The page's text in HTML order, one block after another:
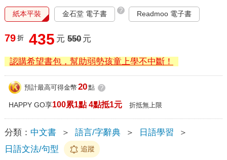
紙本平裝 金石堂 電子書 ? Readmoo 電子書
79 折 435 元 550 元
認購希望書包，幫助弱勢孩童上學不中斷！
預計最高可得金幣 20點 ?
HAPPY GO享100累1點 4點抵1元 折抵無上限
分類： 中文書 ＞ 語言/字辭典 ＞ 日語學習
＞
日語文法/句型
追蹤